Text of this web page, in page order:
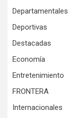
Departamentales
Deportivas
Destacadas
Economía
Entretenimiento
FRONTERA
Internacionales